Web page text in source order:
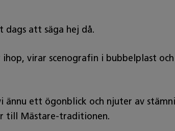
dags att säga hej då.
ihop, virar scenografin i bubbelplast
ännu ett ögonblick och njuter av
till Mästare-traditionen.